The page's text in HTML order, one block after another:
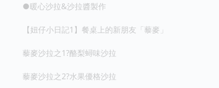
●暖心沙拉&沙拉醬製作
【妞仔小日記1】餐桌上的新朋友「藜麥」
藜麥沙拉之1?酪梨蟳味沙拉
藜麥沙拉之2?水果優格沙拉